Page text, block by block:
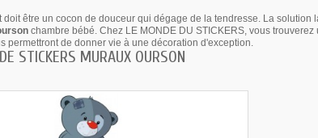
doit être un cocon de douceur qui dégage de la tendresse. La
chambre bébé. Chez LE MONDE DU STICKERS, vous
permettront de donner vie à une décoration d'exception.
STICKERS MURAUX OURSON